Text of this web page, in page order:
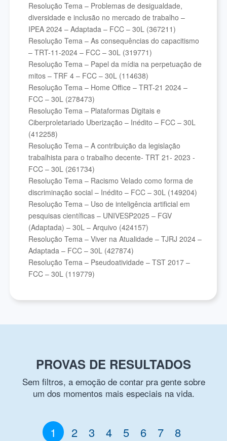
Resolução Tema – Problemas de desigualdade,
diversidade e inclusão no mercado de trabalho –
IPEA 2024 – Adaptada – FCC – 30L (367211)
Resolução Tema – As consequências do capacitismo
– TRT-11-2024 – FCC – 30L (319771)
Resolução Tema – Papel da mídia na perpetuação de
mitos – TRF 4 – FCC – 30L (114638)
Resolução Tema – Home Office – TRT-21 2024 –
FCC – 30L (278473)
Resolução Tema – Plataformas Digitais e
Ciberproletariado Uberização – Inédito – FCC – 30L
(412258)
Resolução Tema – A contribuição da legislação
trabalhista para o trabalho decente- TRT 21- 2023 -
FCC – 30L (261734)
Resolução Tema – Racismo Velado como forma de
discriminação social – Inédito – FCC – 30L (149204)
Resolução Tema – Uso de inteligência artificial em
pesquisas científicas – UNIVESP2025 – FGV
(Adaptada) – 30L – Arquivo (424157)
Resolução Tema – Viver na Atualidade – TJRJ 2024 –
Adaptada – FCC – 30L (427874)
Resolução Tema – Pseudoatividade – TST 2017 –
FCC – 30L (119779)
PROVAS DE RESULTADOS
Sem filtros, a emoção de contar pra gente sobre
um dos momentos mais especiais na vida.
1 2 3 4 5 6 7 8